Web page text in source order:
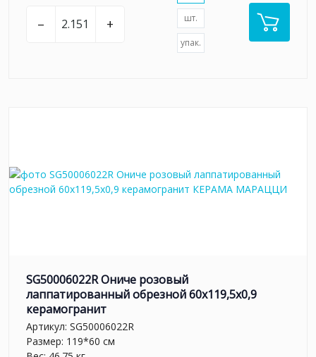
– + шт.
упак.
SG50006022R Ониче розовый
лаппатированный обрезной 60x119,5x0,9
керамогранит
Артикул: SG50006022R
Размер: 119*60 см